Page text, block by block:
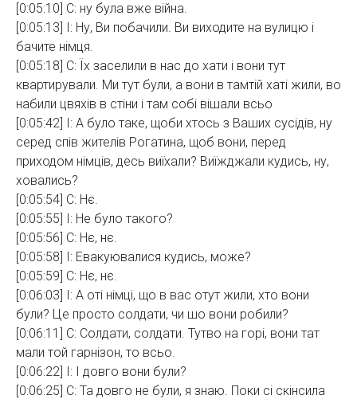
[0:05:10] С: ну була вже війна.
[0:05:13] І: Ну, Ви побачили. Ви виходите на вулицю і
бачите німця.
[0:05:18] С: Їх заселили в нас до хати і вони тут
квартирували. Ми тут були, а вони в тамтій хаті жили, во
набили цвяхів в стіни і там собі вішали всьо
[0:05:42] І: А було таке, щоби хтось з Ваших сусідів, ну
серед спів жителів Рогатина, щоб вони, перед
приходом німців, десь виїхали? Виїжджали кудись, ну,
ховались?
[0:05:54] С: Нє.
[0:05:55] І: Не було такого?
[0:05:56] С: Нє, нє.
[0:05:58] І: Евакуювалися кудись, може?
[0:05:59] С: Нє, нє.
[0:06:03] І: А оті німці, що в вас отут жили, хто вони
були? Це просто солдати, чи шо вони робили?
[0:06:11] С: Солдати, солдати. Тутво на горі, вони тат
мали той гарнізон, то всьо.
[0:06:22] І: І довго вони були?
[0:06:25] С: Та довго не були, я знаю. Поки сі скінсила